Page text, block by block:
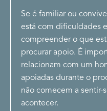
Se é familiar ou
está com dificuldades
compreender o que
procurar apoio. É
relacionam com um
apoiadas durante o
não comecem a sentir-
acontecer.